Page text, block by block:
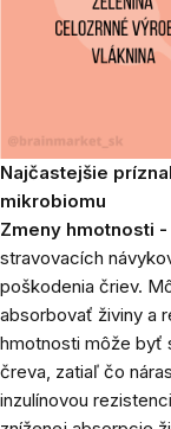
Najčastejšie
mikrobiomu
Zmeny hmotnosti -
stravovacích
poškodenia čriev.
absorbovať živiny a
hmotnosti môže byť
čreva, zatiaľ čo
inzulínovou